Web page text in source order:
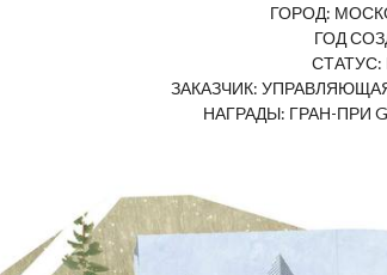
ГОРОД:
ГОД
ЗАКАЗЧИК:
НАГРАДЫ: ГРАН-ПРИ